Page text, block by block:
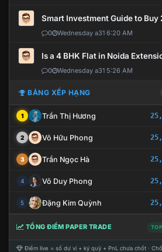
Smart Investment Guide to Buy
0 Wednesday a31 6:20 AM
Is a 4 BHK Flat in Noida
0 Wednesday a31 5:26 AM
BẢNG XẾP HẠNG
1 Trần Thị Hương
2 Võ Hữu Phong
3 Trần Ngọc Hà
4 Võ Duy Phong
5 Đặng Kim Quỳnh
TỔNG ĐIỂM PAPER TRADE
Điểm live = số dư ví + ký quỹ + PnL chưa chốt ·